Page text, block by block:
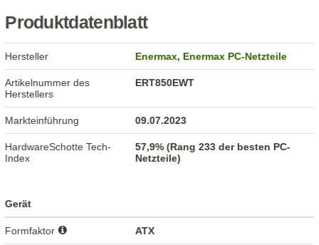
Produktdatenblatt
Hersteller Enermax,Enermax PC-Netzteile
Artikelnummer des
Herstellers
ERT850EWT
Markteinführung 09.07.2023
HardwareSchotte Tech-
Index
57,9% (Rang 233 der besten PC-
Netzteile)
Gerät
Formfaktor ATX